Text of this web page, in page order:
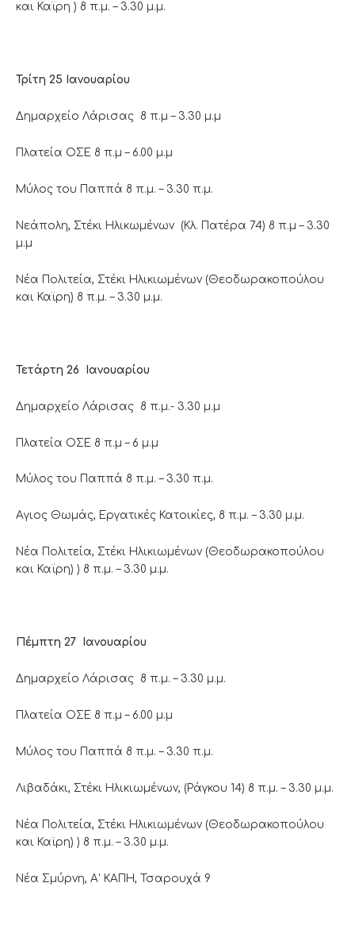
και Καϊρη ) 8 π.μ. – 3.30 μ.μ.
Τρίτη 25 Ιανουαρίου
Δημαρχείο Λάρισας 8 π.μ – 3.30 μ.μ
Πλατεία ΟΣΕ 8 π.μ – 6.00 μ.μ
Μύλος του Παππά 8 π.μ. – 3.30 π.μ.
Νεάπολη, Στέκι Ηλικωμένων (Κλ. Πατέρα 74) 8 π.μ – 3.30
μ.μ
Νέα Πολιτεία, Στέκι Ηλικιωμένων (Θεοδωρακοπούλου
και Καϊρη) 8 π.μ. – 3.30 μ.μ.
Τετάρτη 26 Ιανουαρίου
Δημαρχείο Λάρισας 8 π.μ.- 3.30 μ.μ
Πλατεία ΟΣΕ 8 π.μ – 6 μ.μ
Μύλος του Παππά 8 π.μ. – 3.30 π.μ.
Αγιος Θωμάς, Εργατικές Κατοικίες, 8 π.μ. – 3.30 μ.μ.
Νέα Πολιτεία, Στέκι Ηλικιωμένων (Θεοδωρακοπούλου
και Καϊρη) ) 8 π.μ. – 3.30 μ.μ.
Πέμπτη 27 Ιανουαρίου
Δημαρχείο Λάρισας 8 π.μ. – 3.30 μ.μ.
Πλατεία ΟΣΕ 8 π.μ – 6.00 μ.μ
Μύλος του Παππά 8 π.μ. – 3.30 π.μ.
Λιβαδάκι, Στέκι Ηλικιωμένων, (Ράγκου 14) 8 π.μ. – 3.30 μ.μ.
Νέα Πολιτεία, Στέκι Ηλικιωμένων (Θεοδωρακοπούλου
και Καϊρη) ) 8 π.μ. – 3.30 μ.μ.
Νέα Σμύρνη, Α’ ΚΑΠΗ, Τσαρουχά 9